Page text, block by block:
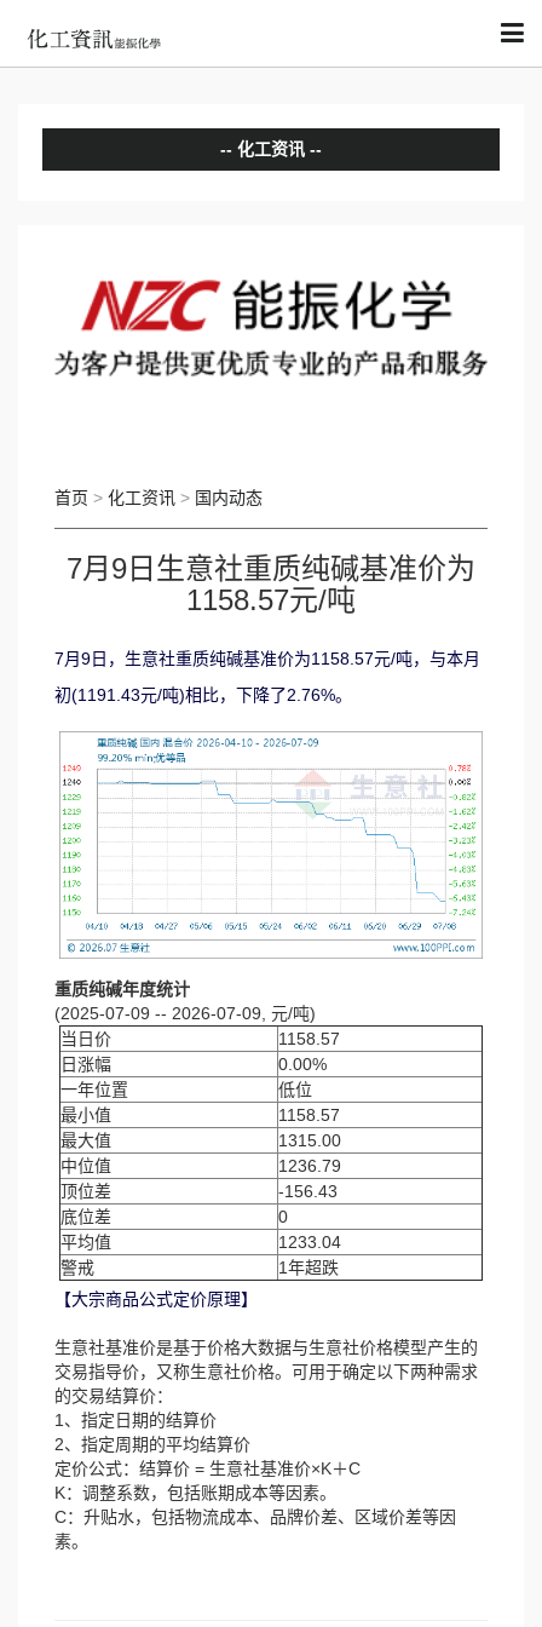
化工资讯
国际动态
首页 > 化工资讯 > 国内动态
7月9日生意社重质纯碱基准价为
1158.57元/吨
7月9日，生意社重质纯碱基准价为1158.57元/吨，与本月
初(1191.43元/吨)相比，下降了2.76%。
重质纯碱年度统计
(2025-07-09 -- 2026-07-09, 元/吨)
当日价
1158.57
日涨幅
0.00%
一年位置
低位
最小值
1158.57
最大值
1315.00
中位值
1236.79
顶位差
-156.43
底位差
0
平均值
1233.04
警戒
1年超跌
【大宗商品公式定价原理】
生意社基准价是基于价格大数据与生意社价格模型产生的
交易指导价，又称生意社价格。可用于确定以下两种需求
的交易结算价：
1、指定日期的结算价
2、指定周期的平均结算价
定价公式：结算价 = 生意社基准价×K＋C
K：调整系数，包括账期成本等因素。
C：升贴水，包括物流成本、品牌价差、区域价差等因
素。